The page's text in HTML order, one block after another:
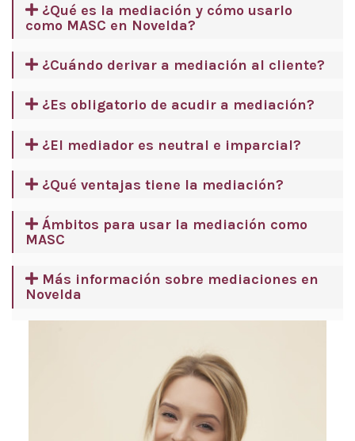
¿Qué es la mediación y cómo usarlo
como MASC en Novelda?
¿Cuándo derivar a mediación al cliente?
¿Es obligatorio de acudir a mediación?
¿El mediador es neutral e imparcial?
¿Qué ventajas tiene la mediación?
Ámbitos para usar la mediación como
MASC
Más información sobre mediaciones en
Novelda